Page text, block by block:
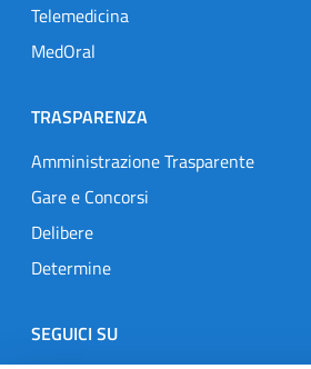
Telemedicina
MedOral
TRASPARENZA
Amministrazione Trasparente
Gare e Concorsi
Delibere
Determine
SEGUICI SU